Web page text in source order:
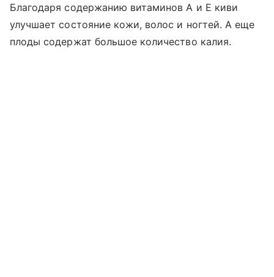
Благодаря содержанию витаминов А и Е киви
улучшает состояние кожи, волос и ногтей. А еще
плоды содержат большое количество калия.